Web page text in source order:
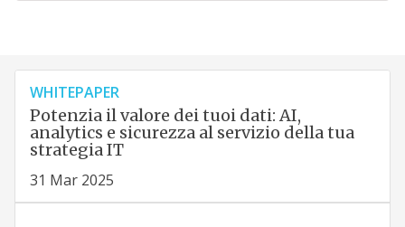
WHITEPAPER
Potenzia il valore dei tuoi dati: AI,
analytics e sicurezza al servizio della tua
strategia IT
31 Mar 2025